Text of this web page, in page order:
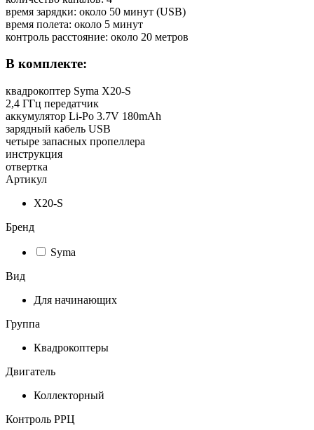
время зарядки: около 50 минут (USB)
время полета: около 5 минут
контроль расстояние: около 20 метров
В комплекте:
квадрокоптер Syma X20-S
2,4 ГГц передатчик
аккумулятор Li-Po 3.7V 180mAh
зарядный кабель USB
четыре запасных пропеллера
инструкция
отвертка
Артикул
X20-S
Бренд
Syma
Вид
Для начинающих
Группа
Квадрокоптеры
Двигатель
Коллекторный
Контроль РРЦ